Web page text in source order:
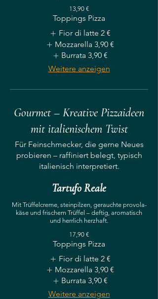
13,90 €
Toppings Pizza
Fior di latte 2 €
Mozzarella 3,90 €
Burrata 3,90 €
Weitere anzeigen
Gourmet – Kreative Pizzaideen
mit italienischem Twist
Für Feinschmecker, die gerne Neues
probieren – raffiniert belegt, typisch
italienisch interpretiert.
Tartufo Reale
Mit Trüffelcreme, steinpilzen, gerauchte provola-
käse und frischem Trüffel – deftig, aromatisch
und herrlich herzhaft.
17,90 €
Toppings Pizza
Fior di latte 2 €
Mozzarella 3,90 €
Burrata 3,90 €
Weitere anzeigen